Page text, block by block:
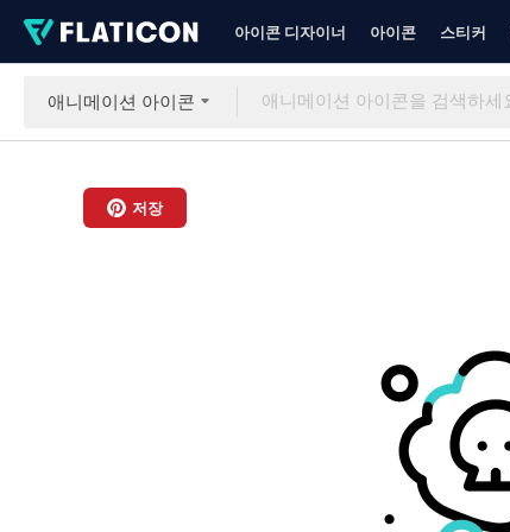
아이콘 디자이너 아이콘 스티커
애니메이션 아이콘
저장